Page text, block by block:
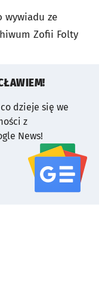
wywiadu ze
Zofii Folty
dzieje się we
z
News!
serwisu